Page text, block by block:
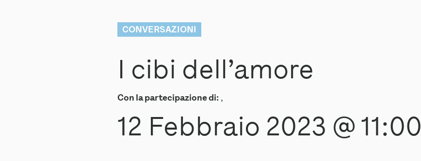
CONVERSAZIONI
I cibi dell’amore
Con la partecipazione di: ,
12 Febbraio 2023 @ 11:00